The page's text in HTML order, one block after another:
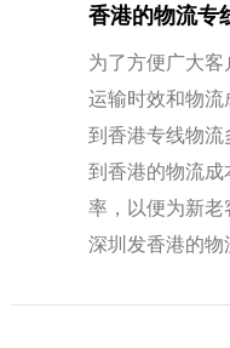
香港的物流专
为了方便广大客
运输时效和物流
到香港专线物流
到香港的物流
率，以便为新老
深圳发香港的物